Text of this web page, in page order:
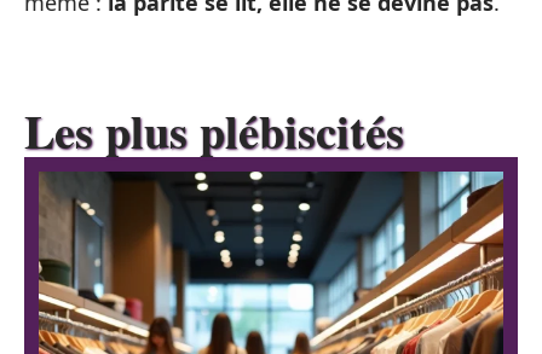
Les plus plébiscités